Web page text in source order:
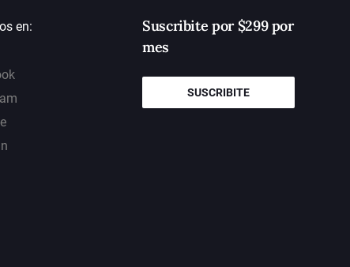
en:
Suscribite por $299 por
mes
SUSCRIBITE